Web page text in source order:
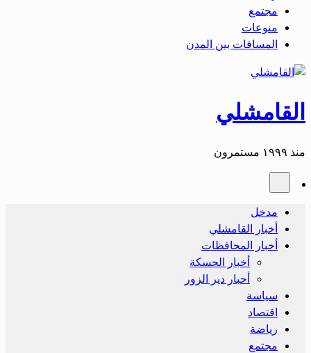
مجتمع
منوعات
المسافات بين المدن
القامشلي
منذ ١٩٩٩ مستمرون
مدخل
أخبار القامشلي
أخبار المحافظات
أخبار الحسكة
أحبار دير الزور
سياسة
اقتصاد
رياضة
مجتمع